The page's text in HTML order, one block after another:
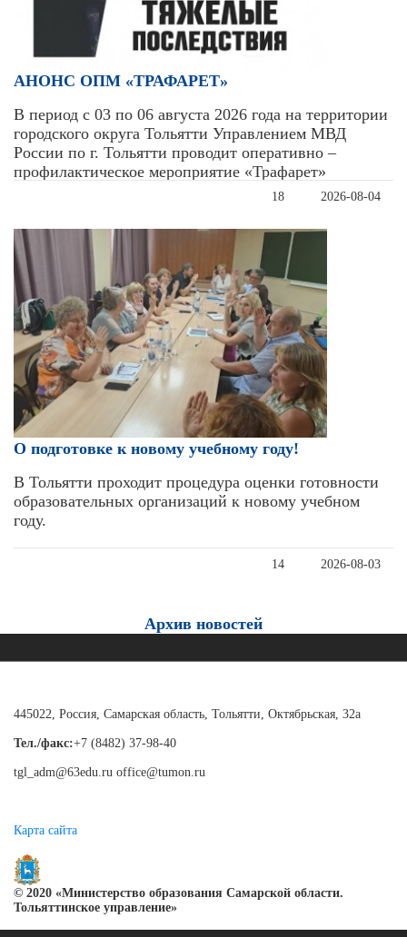
АНОНС ОПМ «ТРАФАРЕТ»
В период с 03 по 06 августа 2026 года на территории
городского округа Тольятти Управлением МВД
России по г. Тольятти проводит оперативно –
профилактическое мероприятие «Трафарет»
2026-08-04
18
О подготовке к новому учебному году!
В Тольятти проходит процедура оценки готовности
образовательных организаций к новому учебном
году.
2026-08-03
14
Архив новостей
445022, Россия, Самарская область, Тольятти, Октябрьская, 32а
Тел./факс:+7 (8482) 37-98-40
tgl_adm@63edu.ru office@tumon.ru
Карта сайта
© 2020 «Министерство образования Самарской области.
Тольяттинское управление»